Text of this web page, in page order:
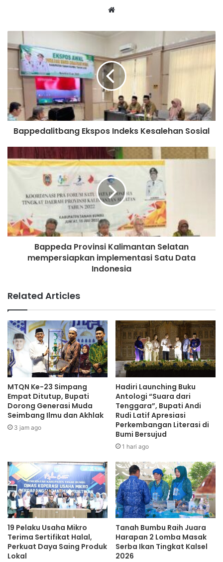
Website
Bappedalitbang Ekspos Indeks Kesalehan Sosial
Bappeda Provinsi Kalimantan Selatan
mempersiapkan implementasi Satu Data
Indonesia
Related Articles
MTQN Ke-23 Simpang
Empat Ditutup, Bupati
Dorong Generasi Muda
Seimbang Ilmu dan Akhlak
3 jam ago
Hadiri Launching Buku
Antologi “Suara dari
Tenggara”, Bupati Andi
Rudi Latif Apresiasi
Perkembangan Literasi di
Bumi Bersujud
1 hari ago
19 Pelaku Usaha Mikro
Terima Sertifikat Halal,
Perkuat Daya Saing Produk
Lokal
Tanah Bumbu Raih Juara
Harapan 2 Lomba Masak
Serba Ikan Tingkat Kalsel
2026